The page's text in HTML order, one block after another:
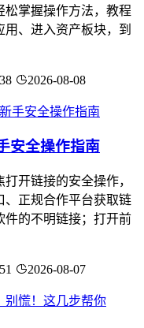
松掌握操作方法，教程
、进入资产板块，到
2026-08-08
安全操作指南
开链接的安全操作，
、正规合作平台获取链
件的不明链接；打开前
2026-08-07